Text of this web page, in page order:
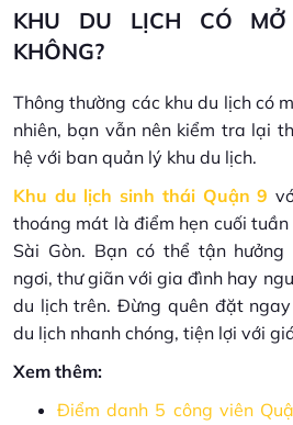
KHU DU LỊCH CÓ
KHÔNG?
Thông thường các khu du lịch có
nhiên, bạn vẫn nên kiểm tra lại
hệ với ban quản lý khu du lịch.
Khu du lịch sinh thái Quận 9
thoáng mát là điểm hẹn cuối
Sài Gòn. Bạn có thể tận
ngơi, thư giãn với gia đình hay
du lịch trên. Đừng quên đặt
du lịch nhanh chóng, tiện lợi với
Xem thêm:
Điểm danh 5 công viên